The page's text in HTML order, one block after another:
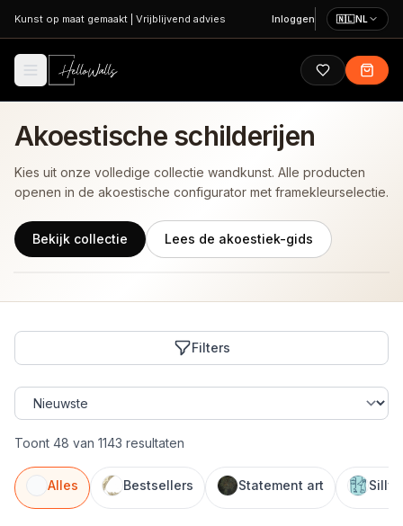
Ga naar hoofdinhoud
Kunst op maat gemaakt Vrijblijvend advies Inloggen 🇳🇱NL
Akoestische schilderijen
Kies uit onze volledige collectie wandkunst. Alle producten
openen in de akoestische configurator met framekleurselectie.
Bekijk collectie Lees de akoestiek-gids
Filters
Toont 48 van 1143 resultaten
Alles Bestsellers Statement art Silly